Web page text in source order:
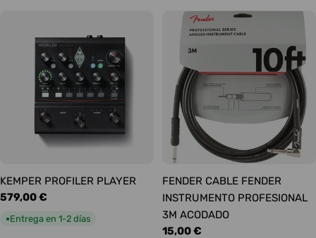
KEMPER PROFILER PLAYER
Precio
habitual
579,00 €
●Entrega en 1-2 días
FENDER CABLE FENDER
INSTRUMENTO PROFESIONAL
3M ACODADO
Precio
15,00 €